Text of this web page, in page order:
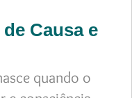
Causa e
quando o